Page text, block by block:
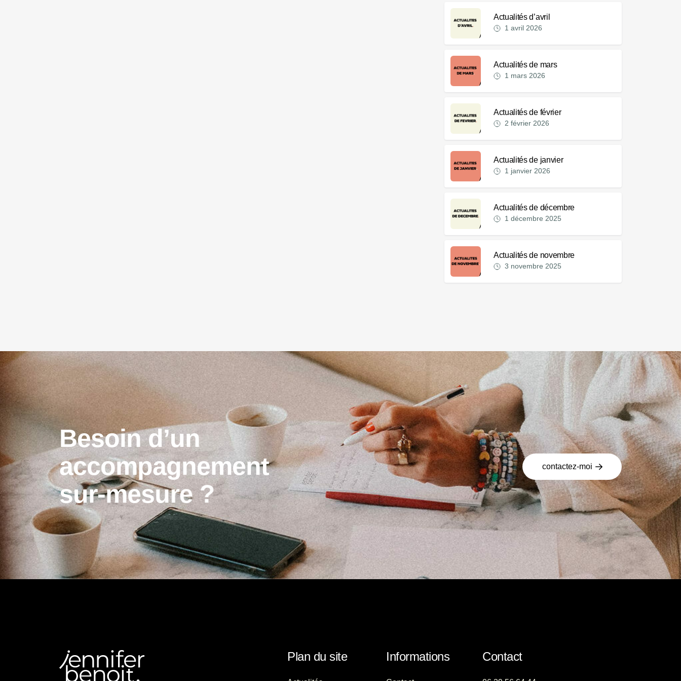
Actualités d’avril
1 avril 2026
Actualités de mars
1 mars 2026
Actualités de février
2 février 2026
Actualités de janvier
1 janvier 2026
Actualités de décembre
1 décembre 2025
Actualités de novembre
3 novembre 2025
Besoin d’un
accompagnement
sur-mesure ?
contactez-moi
Plan du site Informations Contact